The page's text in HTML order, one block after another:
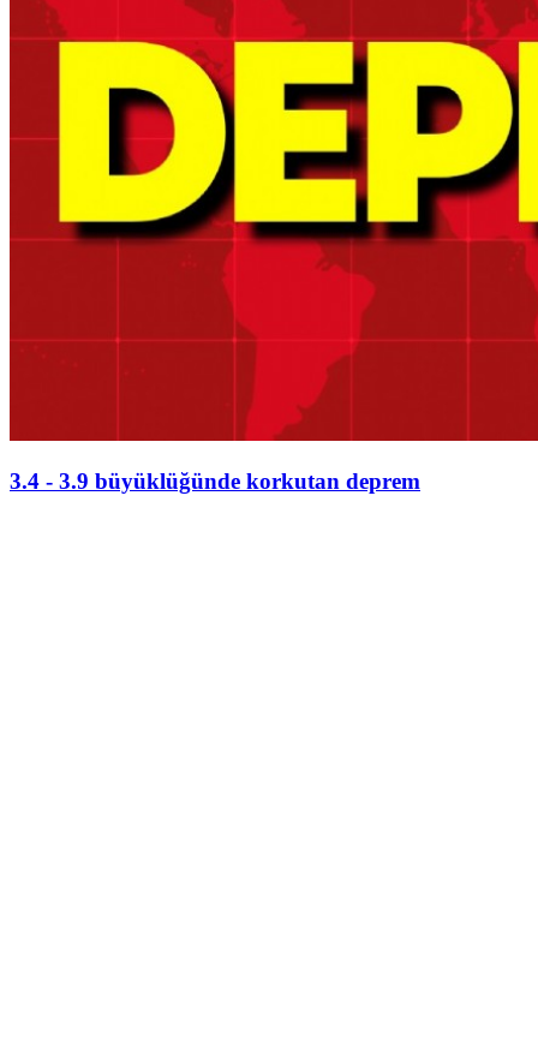
3.4 - 3.9 büyüklüğünde korkutan deprem